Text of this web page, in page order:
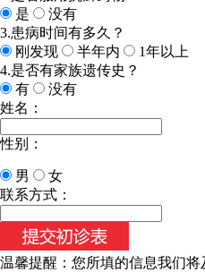
是
没有
3.患病时间有多久？
刚发现
半年内
1年以上
4.是否有家族遗传史？
有
没有
姓名：
性别：
男
女
联系方式：
温馨提醒： 您所填的信息我们将